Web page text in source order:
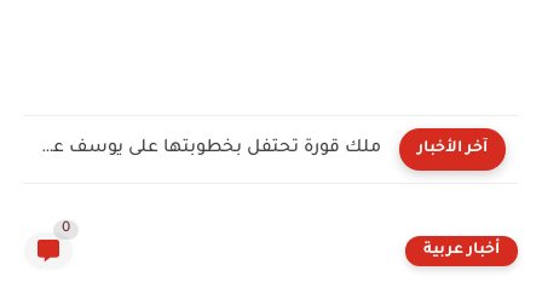
آخر الأخبار ملك قورة تحتفل بخطوبتها على يوسف عثمان في الساحل الشمالي.....
أخبار عربية
0